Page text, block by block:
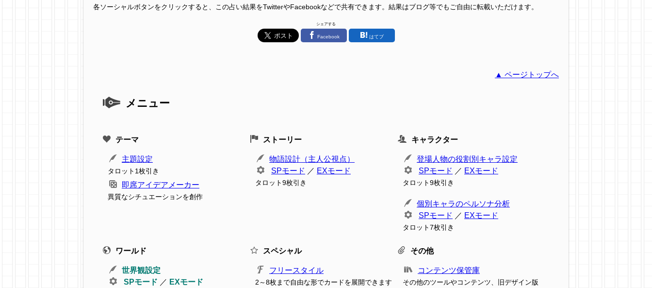
各ソーシャルボタンをクリックすると、この占い結果をTwitterやFacebookなどで共有できます。結果はブログ等でもご自由に転載いただけます。
シェアする
Facebook はてブ
▲ ページトップへ
メニュー
テーマ
主題設定
タロット1枚引き
即席アイデアメーカー
異質なシチュエーションを創作
ストーリー
物語設計（主人公視点）
SPモード ／ EXモード
タロット9枚引き
キャラクター
登場人物の役割別キャラ設定
SPモード ／ EXモード
タロット9枚引き
個別キャラのペルソナ分析
SPモード ／ EXモード
タロット7枚引き
ワールド
世界観設定
SPモード ／ EXモード
スペシャル
フリースタイル
2～8枚まで自由な形でカードを展開できます
その他
コンテンツ保管庫
その他のツールやコンテンツ、旧デザイン版